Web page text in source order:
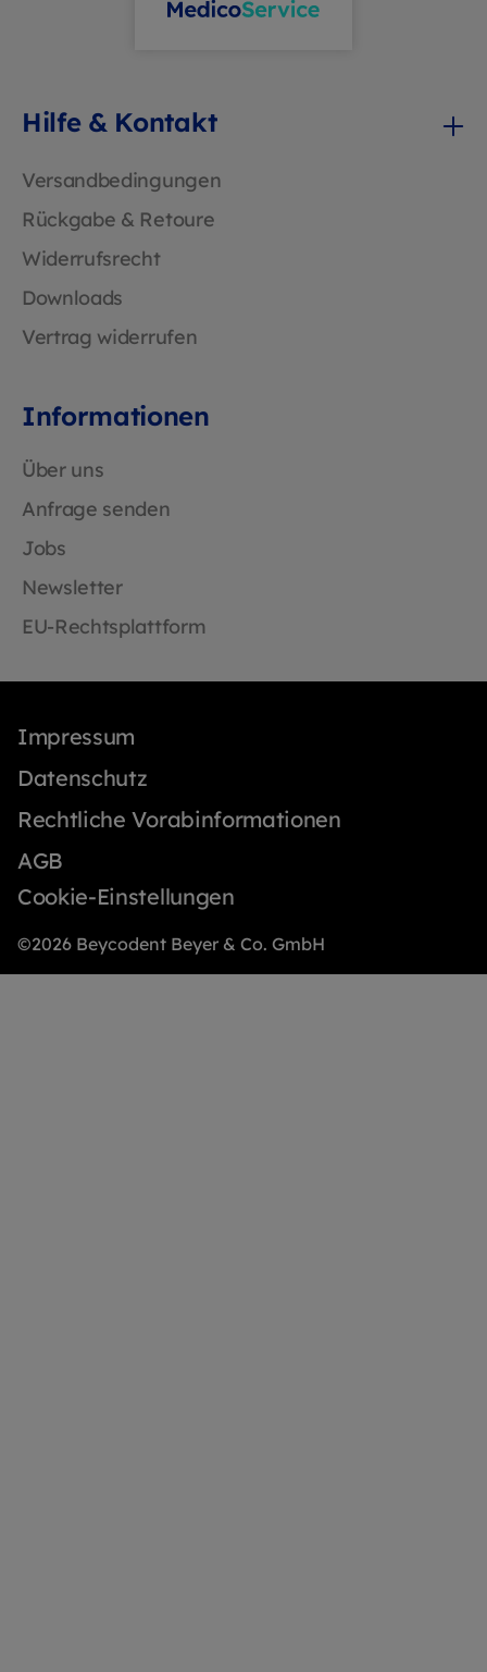
Hilfe & Kontakt
Versandbedingungen
Rückgabe & Retoure
Widerrufsrecht
Downloads
Vertrag widerrufen
Informationen
Über uns
Anfrage senden
Jobs
Newsletter
EU-Rechtsplattform
Impressum
Datenschutz
Rechtliche Vorabinformationen
AGB
Cookie-Einstellungen
©2026 Beycodent Beyer & Co. GmbH